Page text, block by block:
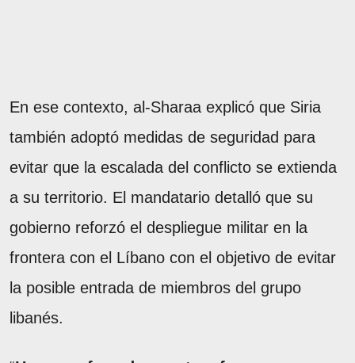
En ese contexto, al-Sharaa explicó que Siria
también adoptó medidas de seguridad para
evitar que la escalada del conflicto se extienda
a su territorio. El mandatario detalló que su
gobierno reforzó el despliegue militar en la
frontera con el Líbano con el objetivo de evitar
la posible entrada de miembros del grupo
libanés.